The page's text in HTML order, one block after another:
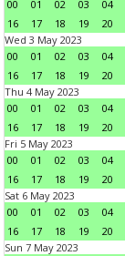
00
01 02 03 04
16
17 18 19 20
Wed 3 May 2023
00
01 02 03 04
16
17 18 19 20
Thu 4 May 2023
00
01 02 03 04
16
17 18 19 20
Fri 5 May 2023
00
01 02 03 04
16
17 18 19 20
Sat 6 May 2023
00
01 02 03 04
16
17 18 19 20
Sun 7 May 2023